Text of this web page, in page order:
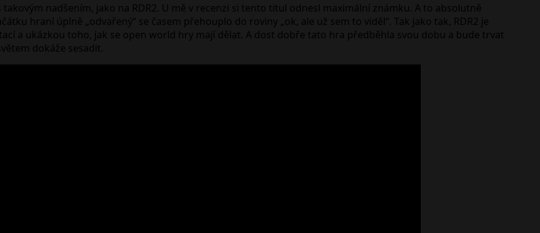
nadšením, jako na RDR2. U mě v recenzi si tento titul odnesl maximální známku. A to absolutně
hraní úplně „odvařený“ se časem přehouplo do roviny „ok, ale už sem to viděl“. Tak jako tak, RDR2 je
a ukázkou toho, jak se open world hry mají dělat. A dost dobře tato hra předběhla svou dobu a bude trvat
dokáže sesadit.